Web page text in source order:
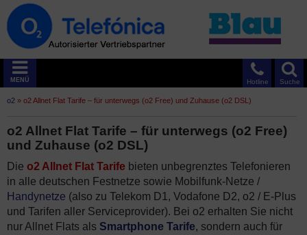
Suche
Hotline
MENÜ
o2 » o2 Allnet Flat Tarife – für unterwegs (o2 Free) und Zuhause (o2 DSL)
o2 Allnet Flat Tarife – für unterwegs (o2 Free)
und Zuhause (o2 DSL)
Die o2 Allnet Flat Tarife bieten unbegrenztes Telefonieren
in alle deutschen Festnetze sowie Mobilfunk-Netze /
Handynetze (also zu Telekom D1, Vodafone D2, o2 / E-Plus
und Tarifen aller Serviceprovider). Bei o2 erhalten Sie nicht
nur Allnet Flats als Smartphone Tarife, sondern auch für